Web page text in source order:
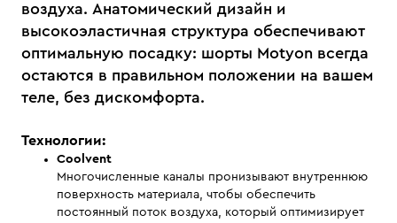
воздуха. Анатомический дизайн и
высокоэластичная структура обеспечивают
оптимальную посадку: шорты Motyon всегда
остаются в правильном положении на вашем
теле, без дискомфорта.
Технологии:
Coolvent
Многочисленные каналы пронизывают внутреннюю
поверхность материала, чтобы обеспечить
постоянный поток воздуха, который оптимизирует